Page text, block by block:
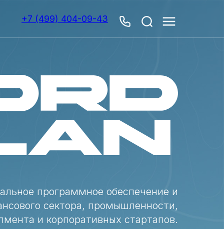
+7 (499) 404-09-43
программное обеспечение и
сектора, промышленности,
и корпоративных стартапов.